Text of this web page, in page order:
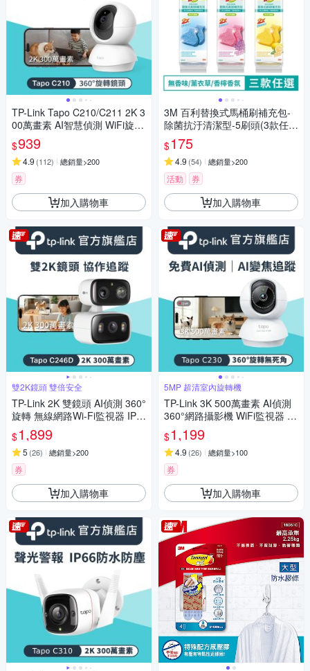
TP-Link Tapo C210/C211 2K 3
00萬畫素 AI智慧偵測 WiFi旋轉
無線網路攝影機 監視器 IP CA
M(360°旋轉/哭聲偵測/支援512
G)
$939
4.9 (112) 總銷量>200
券
加入購物車
雙2K鏡頭 雙倍安全
TP-Link 2K 雙鏡頭 AI偵測 360°
旋轉 無線網路Wi-Fi監視器 IPC
AM(支援512G/IP65防水防塵/T
apo C246D)
$1,899
5 (26) 總銷量>200
券
加入購物車
3M 百利替換式馬桶刷補充包-
除菌抗汙清潔型-5刷頭(3款任
選)
$175
4.9 (54) 總銷量>200
活動 券
加入購物車
5MP 超清室內旋轉機
TP-Link 3K 500萬畫素 AI偵測
360°網路攝影機 WiFi監視器 IP
CAM(雙向語音/支援512GB/寵
物/嬰兒/長輩/Tapo C230 )
$1,199
4.9 (26) 總銷量>100
券
加入購物車